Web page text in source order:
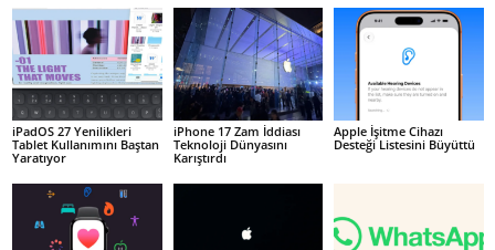
iPadOS 27 Yenilikleri
Tablet Kullanımını Baştan
Yaratıyor
iPhone 17 Zam İddiası
Teknoloji Dünyasını
Karıştırdı
Apple İşitme Cihazı
Desteği Listesini Büyüttü